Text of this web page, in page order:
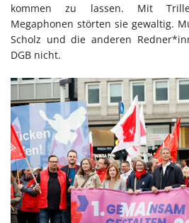
kommen zu lassen. Mit
Megaphonen störten sie gewaltig.
Scholz und die anderen
DGB nicht.